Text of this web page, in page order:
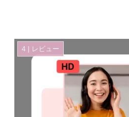
4 | レビュー